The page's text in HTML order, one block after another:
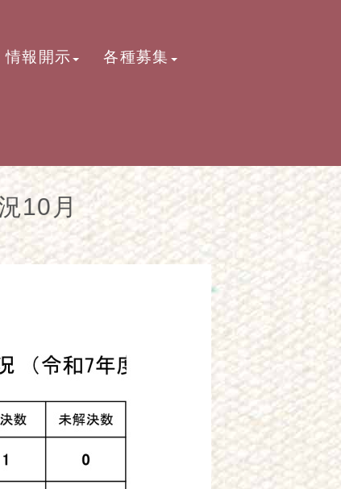
情報開示 各種募集
10月